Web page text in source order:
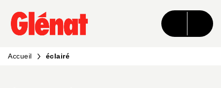
MENU RECHERCHE CONTENU
PIED DE PAGE
Accueil éclairé